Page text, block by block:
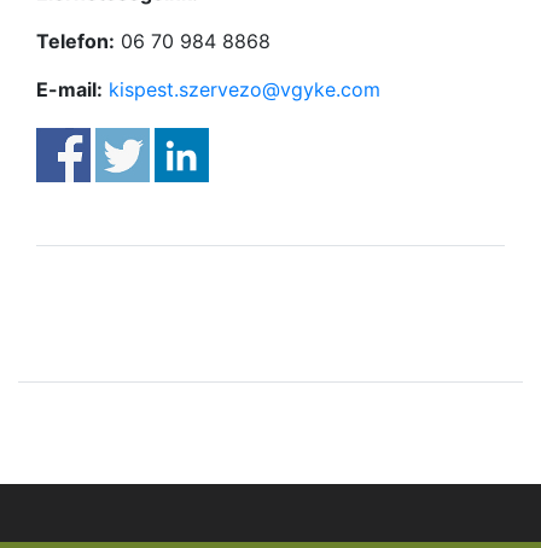
Telefon: 06 70 984 8868
E-mail: kispest.szervezo@vgyke.com